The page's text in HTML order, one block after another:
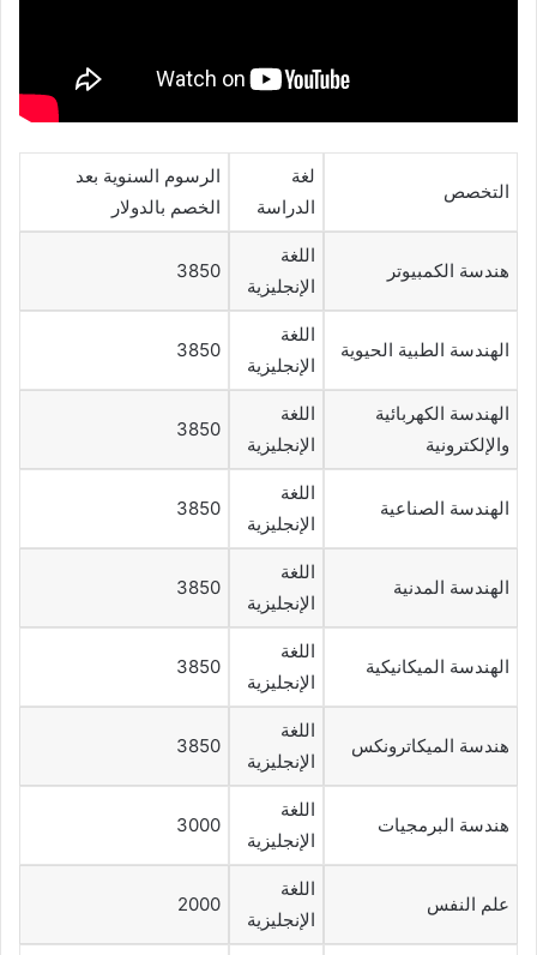
التخصص
لغة
الدراسة
الرسوم السنوية بعد
الخصم بالدولار
هندسة الكمبيوتر
اللغة
الإنجليزية
3850
الهندسة الطبية الحيوية
اللغة
الإنجليزية
3850
الهندسة الكهربائية
والإلكترونية
اللغة
الإنجليزية
3850
الهندسة الصناعية
اللغة
الإنجليزية
3850
الهندسة المدنية
اللغة
الإنجليزية
3850
الهندسة الميكانيكية
اللغة
الإنجليزية
3850
هندسة الميكاترونكس
اللغة
الإنجليزية
3850
هندسة البرمجيات
اللغة
الإنجليزية
3000
علم النفس
اللغة
الإنجليزية
2000